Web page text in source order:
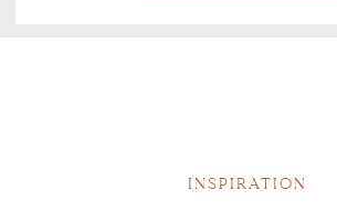
INSPIRATION